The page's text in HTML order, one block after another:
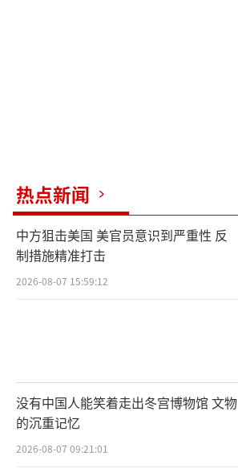
热点新闻
中方狙击美国 美官员意识到严重性 反
制措施精准打击
2026-08-07 15:59:12
没有中国人能笑着走出冬宫博物馆 文物
的沉重记忆
2026-08-07 09:21:01